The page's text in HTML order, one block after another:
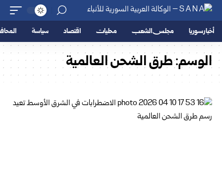
أخبار سوريا مجلس الشعب محليات اقتصاد سياسة
الوسم:طرق الشحن العالمية